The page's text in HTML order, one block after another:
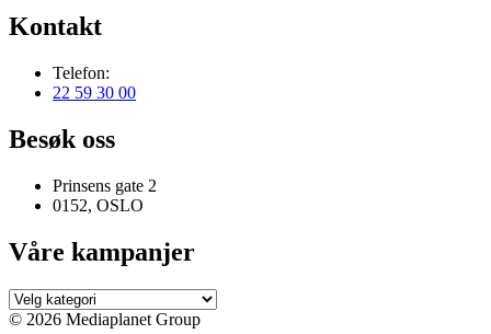
Kontakt
Telefon:
22 59 30 00
Besøk oss
Prinsens gate 2
0152, OSLO
Våre kampanjer
Våre
kampanjer
© 2026 Mediaplanet Group